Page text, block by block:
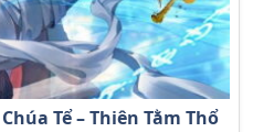
Tể – Thiên Tằm Thổ